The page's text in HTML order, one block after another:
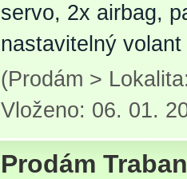
servo, 2x airbag,
nastavitelný
(Prodám >
Vloženo: 06. 01.
Prodám